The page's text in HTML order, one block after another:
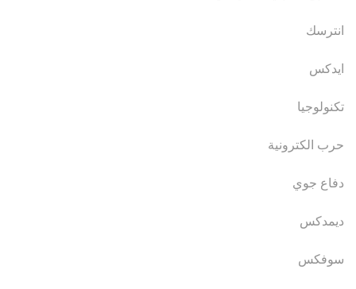
انترسك
ايدكس
تكنولوجيا
حرب الكترونية
دفاع جوي
ديمدكس
سوفكس